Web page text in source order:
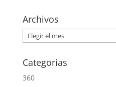
Archivos
Archivos
Categorías
360